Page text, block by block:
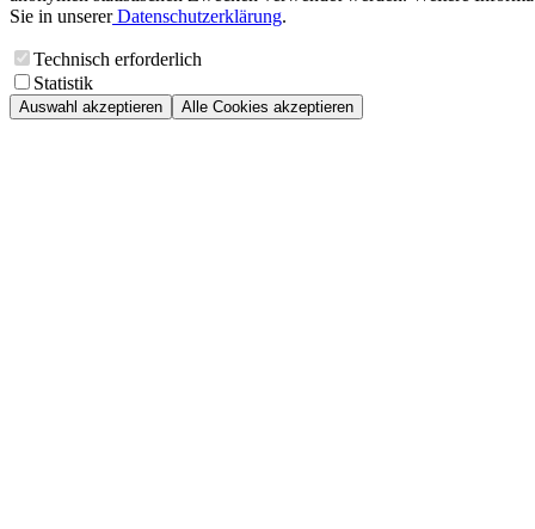
Sie in unsererDatenschutzerklärung.
Technisch erforderlich
Statistik
Auswahl akzeptieren Alle Cookies akzeptieren